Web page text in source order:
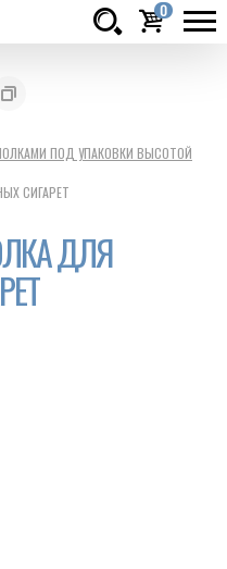
0
руб.
ПОД УПАКОВКИ ВЫСОТОЙ
СИГАРЕТ
ДЛЯ